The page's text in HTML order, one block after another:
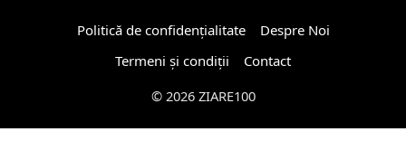
Politică de confidențialitate
Despre Noi
Termeni și condiții
Contact
© 2026 ZIARE100